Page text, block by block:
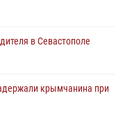
в Севастополе
крымчанина при